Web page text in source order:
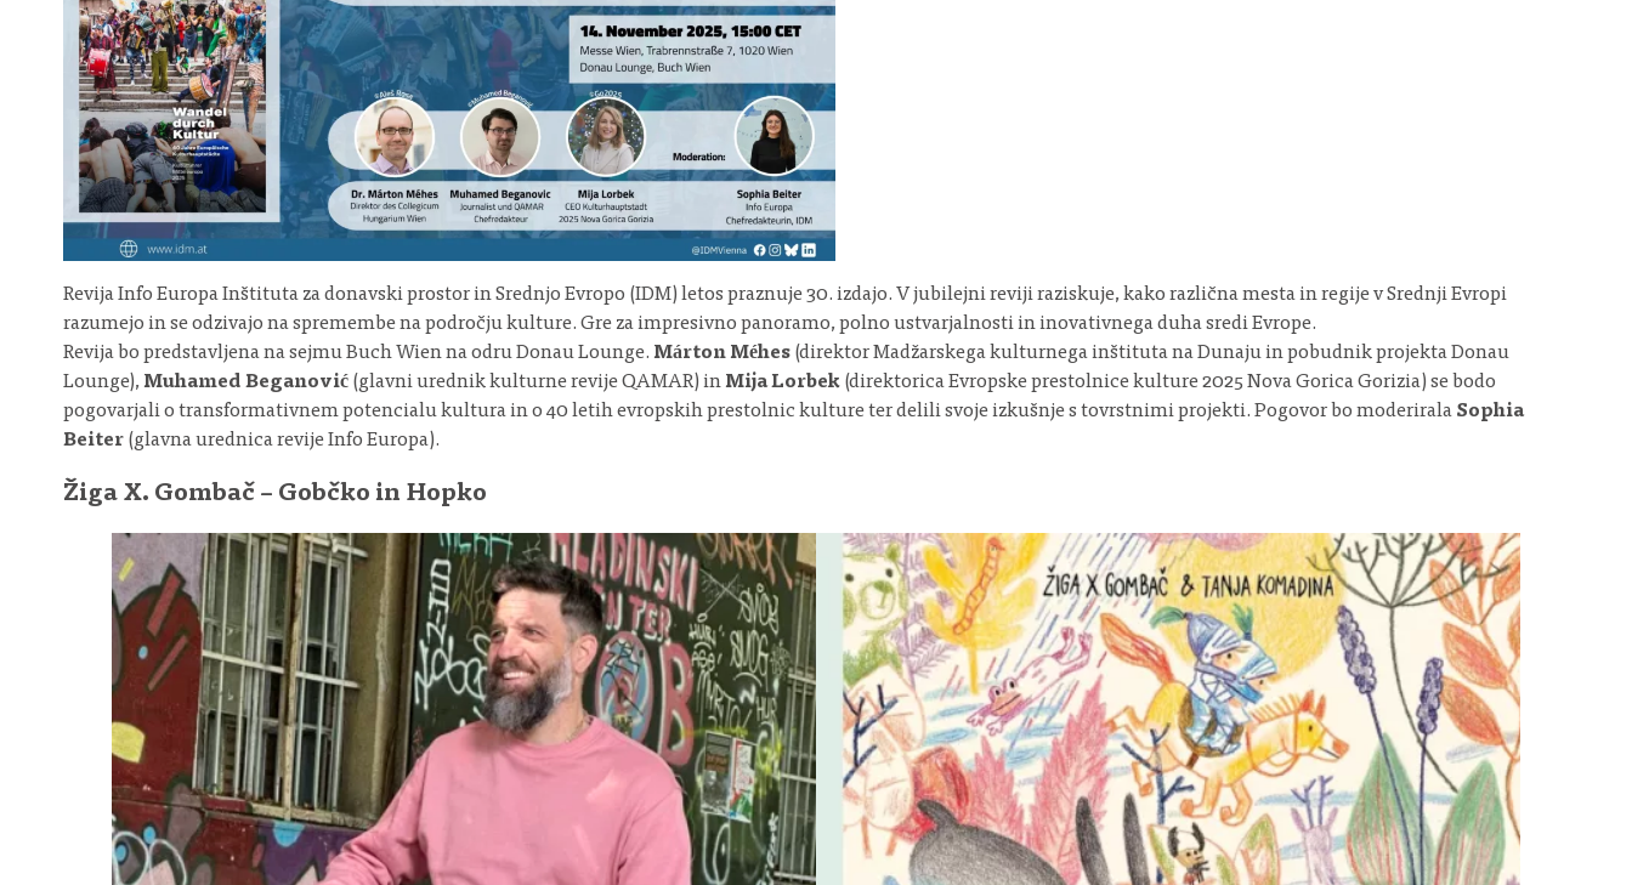
Revija Info Europa Inštituta za donavski prostor in Srednjo Evropo (IDM) letos praznuje 30. izdajo. V jubilejni reviji raziskuje, kako različna mesta in regije v Srednji Evropi
razumejo in se odzivajo na spremembe na področju kulture. Gre za impresivno panoramo, polno ustvarjalnosti in inovativnega duha sredi Evrope.
Revija bo predstavljena na sejmu Buch Wien na odru Donau Lounge. Márton Méhes (direktor Madžarskega kulturnega inštituta na Dunaju in pobudnik projekta Donau
Lounge),Muhamed Beganović (glavni urednik kulturne revije QAMAR) inMija Lorbek (direktorica Evropske prestolnice kulture 2025 Nova Gorica Gorizia) se bodo
pogovarjali o transformativnem potencialu kultura in o 40 letih evropskih prestolnic kulture ter delili svoje izkušnje s tovrstnimi projekti. Pogovor bo moderirala Sophia
Beiter (glavna urednica revije Info Europa).
Žiga X. Gombač – Gobčko in Hopko